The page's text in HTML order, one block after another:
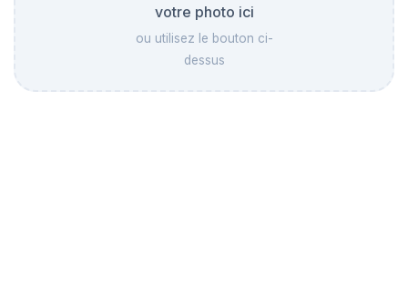
votre photo ici
ou utilisez le bouton ci-
dessus